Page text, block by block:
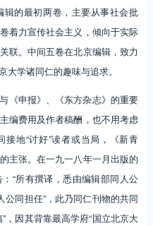
的最初两卷，主要从事社会批
着力宣传社会主义，倾向于实际
联。中间五卷在北京编辑，致力
学诸同仁的趣味与追求。
申报》、《东方杂志》的重要
编费用及作者稿酬，也不用考虑
地“讨好”读者或当局，《新青
主张。在一九一八年一月出版的
“所有撰译，悉由编辑部同人公
公同担任”，此乃同仁刊物的共同
，因其背靠最高学府“国立北京大